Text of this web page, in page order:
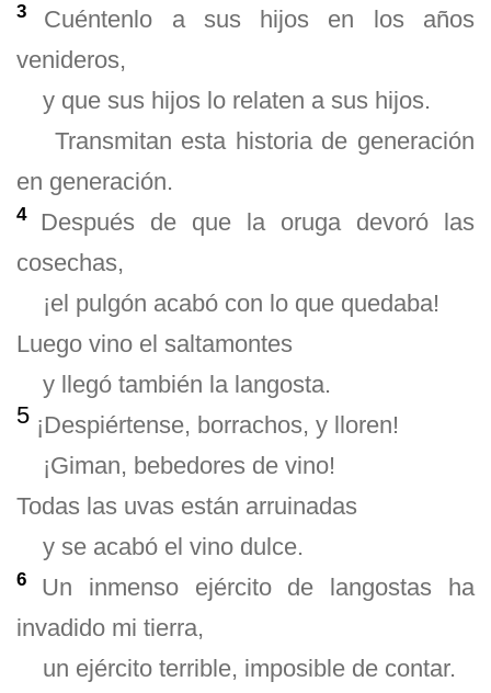
3 Cuéntenlo a sus hijos en los años
venideros,
y que sus hijos lo relaten a sus hijos.
Transmitan esta historia de generación
en generación.
4 Después de que la oruga devoró las
cosechas,
¡el pulgón acabó con lo que quedaba!
Luego vino el saltamontes
y llegó también la langosta.
5 ¡Despiértense, borrachos, y lloren!
¡Giman, bebedores de vino!
Todas las uvas están arruinadas
y se acabó el vino dulce.
6 Un inmenso ejército de langostas ha
invadido mi tierra,
un ejército terrible, imposible de contar.